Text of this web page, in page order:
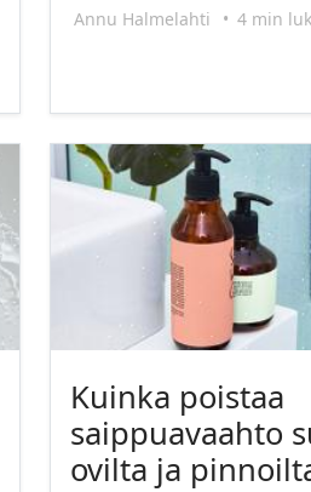
Annu Halmelahti • 4 min
Kuinka poistaa
saippuavaahto
ovilta ja